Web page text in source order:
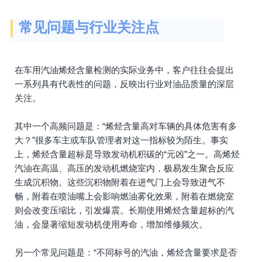
常见问题与行业关注点
在车用汽油烯烃含量检测的实际业务中，客户往往会提出
一系列具有代表性的问题，反映出行业对油品质量的深层
关注。
其中一个高频问题是：“烯烃含量高对车辆的具体危害有多
大？”很多车主或车队管理者对这一指标较为陌生。事实
上，烯烃含量超标是导致发动机积碳的“元凶”之一。高烯烃
汽油在高温、高压的发动机燃烧室内，极易发生聚合反应
生成沉积物。这些沉积物附着在进气门上会导致进气不
畅，附着在喷油嘴上会影响燃油雾化效果，附着在燃烧室
则会改变压缩比，引发爆震。长期使用烯烃含量超标的汽
油，会显著缩短发动机使用寿命，增加维修频次。
另一个常见问题是：“不同标号的汽油，烯烃含量要求是否